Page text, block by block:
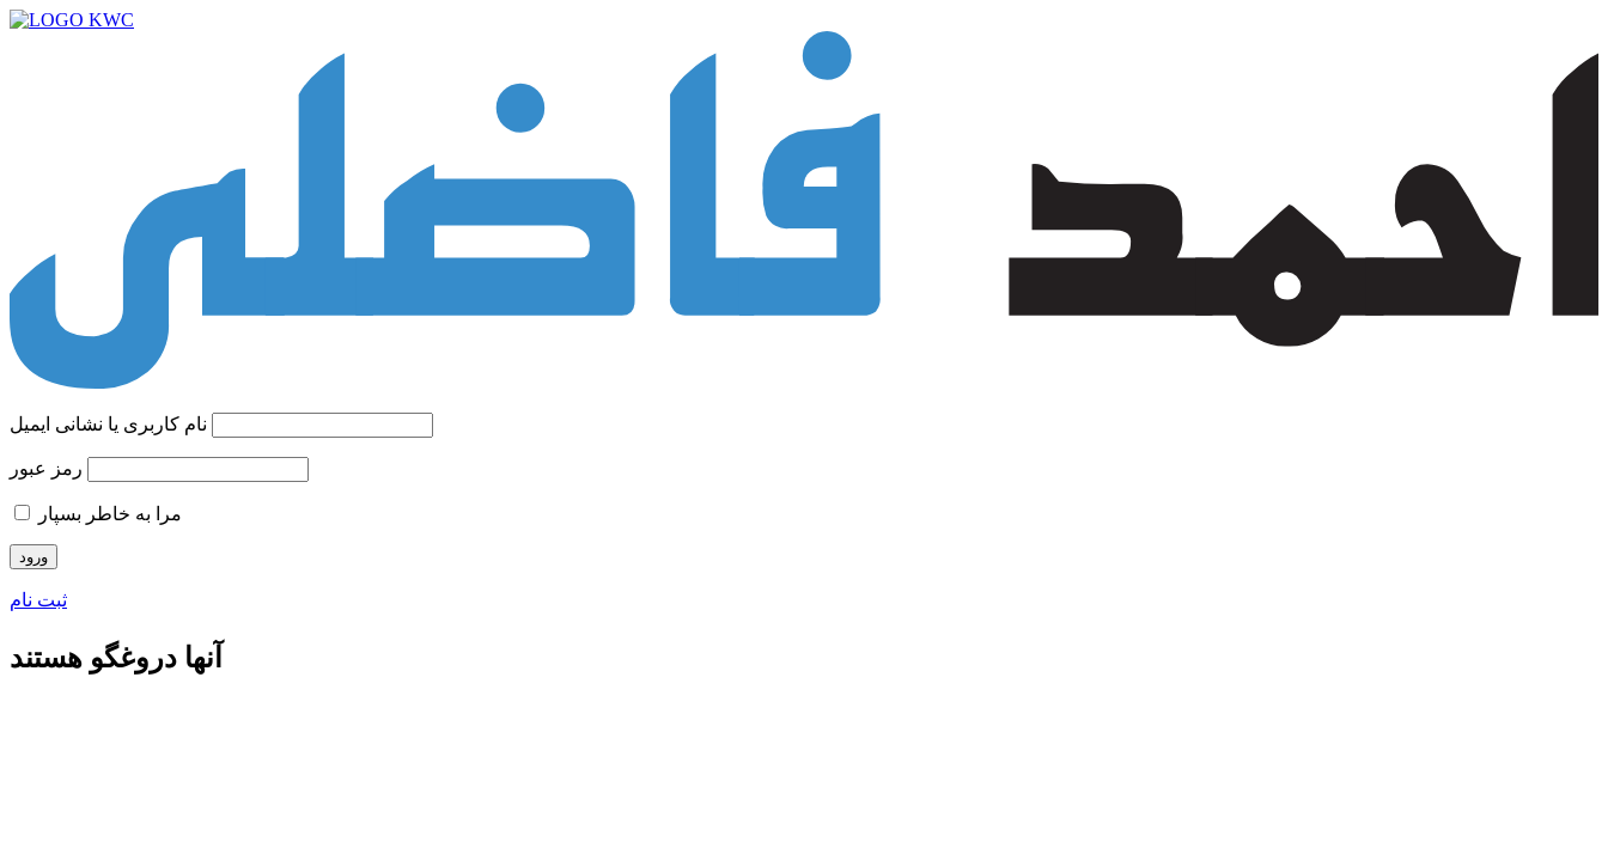
نام کاربری یا نشانی ایمیل
رمز عبور
مرا به خاطر بسپار
ثبت نام
آنها دروغگو هستند